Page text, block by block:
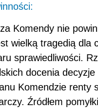
Komendy nie
wielką tragedią dla
sprawiedliwości.
docenia
Komendzie renty
Źródłem